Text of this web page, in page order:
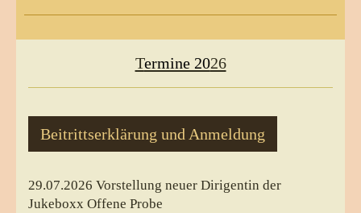
Termine 2026
Beitrittserklärung und Anmeldung
29.07.2026 Vorstellung neuer Dirigentin der
Jukeboxx Offene Probe